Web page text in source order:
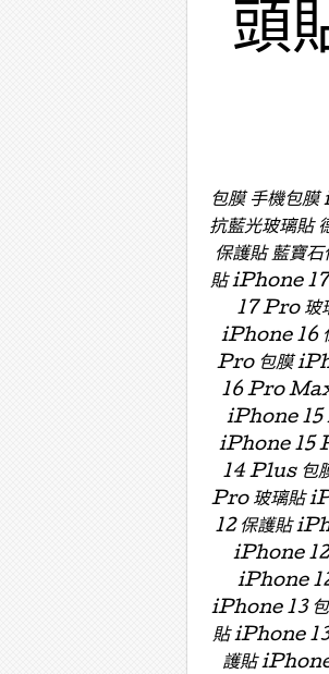
頭
包膜 手機包
抗藍光玻璃貼
保護貼 藍寶
貼 iPhone
17 Pro 玻
iPhone 16
Pro 包膜
16 Pro
iPhone 15
iPhone 15
14 Plus 包
Pro 玻璃貼
12 保護貼
iPhone 12
iPhone
iPhone 13
貼 iPhone
護貼